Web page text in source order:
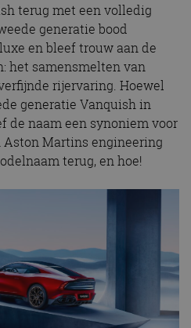
terug met een volledig
generatie bood
en bleef trouw aan de
het samensmelten van
rijervaring. Hoewel
generatie Vanquish in
de naam een synoniem voor
Martins engineering
terug, en hoe!